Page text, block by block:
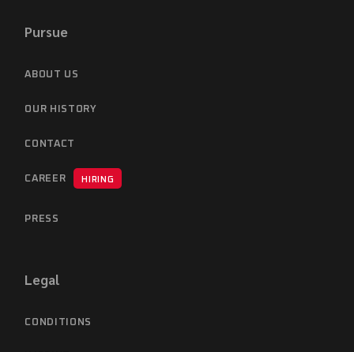
Pursue
ABOUT US
OUR HISTORY
CONTACT
CAREER HIRING
PRESS
Legal
CONDITIONS